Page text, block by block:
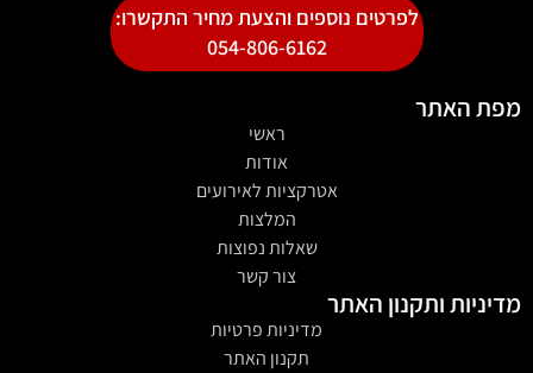
לפרטים נוספים והצעת מחיר התקשרו:
054-806-6162
מפת האתר
ראשי
אודות
אטרקציות לאירועים
המלצות
שאלות נפוצות
צור קשר
מדיניות ותקנון האתר
מדיניות פרטיות
תקנון האתר